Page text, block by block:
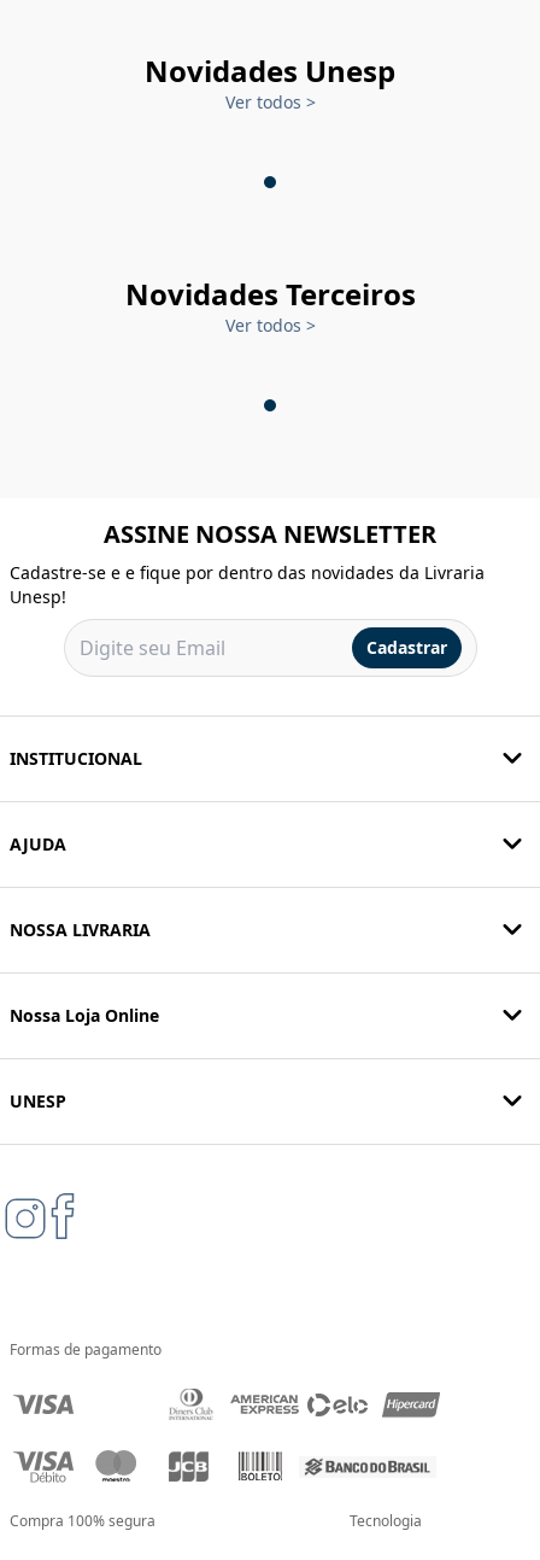
Novidades Unesp
Ver todos >
Novidades Terceiros
Ver todos >
ASSINE NOSSA NEWSLETTER
Cadastre-se e e fique por dentro das novidades da Livraria
Unesp!
Cadastrar
INSTITUCIONAL
AJUDA
NOSSA LIVRARIA
Nossa Loja Online
UNESP
Formas de pagamento
Compra 100% segura Tecnologia